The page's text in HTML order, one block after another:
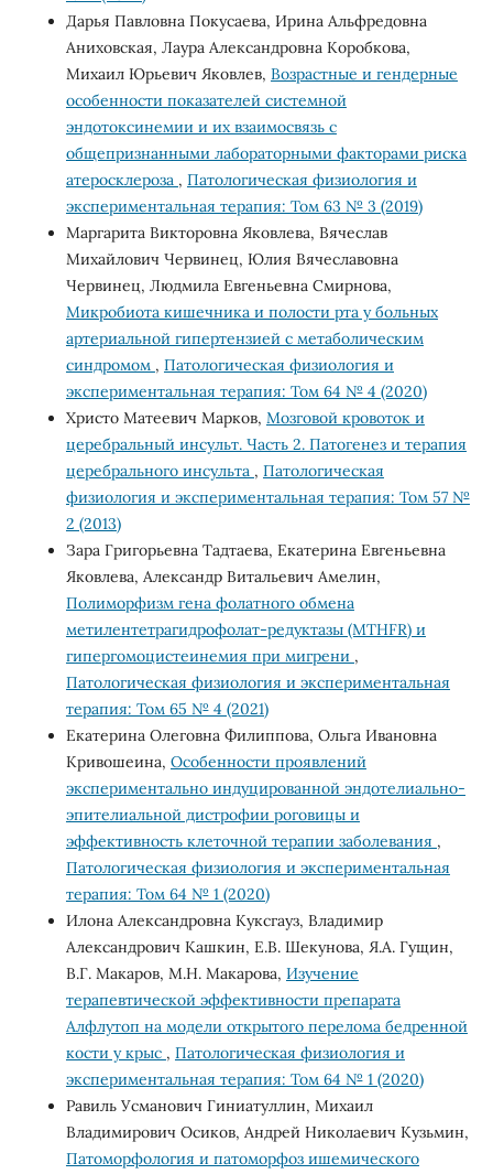
Дарья Павловна Покусаева, Ирина Альфредовна
Аниховская, Лаура Александровна Коробкова,
Михаил Юрьевич Яковлев, Возрастные и гендерные
особенности показателей системной
эндотоксинемии и их взаимосвязь с
общепризнанными лабораторными факторами риска
атеросклероза , Патологическая физиология и
экспериментальная терапия: Том 63 № 3 (2019)
Маргарита Викторовна Яковлева, Вячеслав
Михайлович Червинец, Юлия Вячеславовна
Червинец, Людмила Евгеньевна Смирнова,
Микробиота кишечника и полости рта у больных
артериальной гипертензией с метаболическим
синдромом , Патологическая физиология и
экспериментальная терапия: Том 64 № 4 (2020)
Христо Матеевич Марков, Мозговой кровоток и
церебральный инсульт. Часть 2. Патогенез и терапия
церебрального инсульта , Патологическая
физиология и экспериментальная терапия: Том 57 №
2 (2013)
Зара Григорьевна Тадтаева, Екатерина Евгеньевна
Яковлева, Александр Витальевич Амелин,
Полиморфизм гена фолатного обмена
метилентетрагидрофолат-редуктазы (MTHFR) и
гипергомоцистеинемия при мигрени ,
Патологическая физиология и экспериментальная
терапия: Том 65 № 4 (2021)
Екатерина Олеговна Филиппова, Ольга Ивановна
Кривошеина, Особенности проявлений
экспериментально индуцированной эндотелиально-
эпителиальной дистрофии роговицы и
эффективность клеточной терапии заболевания ,
Патологическая физиология и экспериментальная
терапия: Том 64 № 1 (2020)
Илона Александровна Куксгауз, Владимир
Александрович Кашкин, Е.В. Шекунова, Я.А. Гущин,
В.Г. Макаров, М.Н. Макарова, Изучение
терапевтической эффективности препарата
Алфлутоп на модели открытого перелома бедренной
кости у крыс , Патологическая физиология и
экспериментальная терапия: Том 64 № 1 (2020)
Равиль Усманович Гиниатуллин, Михаил
Владимирович Осиков, Андрей Николаевич Кузьмин,
Патоморфология и патоморфоз ишемического